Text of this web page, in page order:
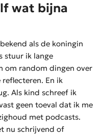
wat bijna
als de koningin
stuur ik lange
om random dingen over
En ik
Als kind schreef ik
geen toeval dat ik me
met podcasts.
nu schrijvend of